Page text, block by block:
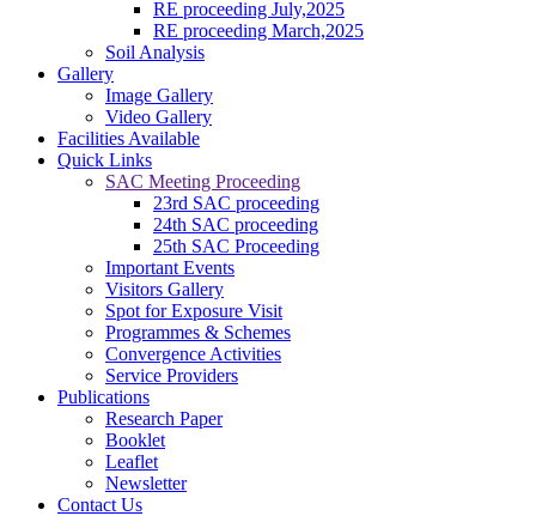
RE proceeding July,2025
RE proceeding March,2025
Soil Analysis
Gallery
Image Gallery
Video Gallery
Facilities Available
Quick Links
SAC Meeting Proceeding
23rd SAC proceeding
24th SAC proceeding
25th SAC Proceeding
Important Events
Visitors Gallery
Spot for Exposure Visit
Programmes & Schemes
Convergence Activities
Service Providers
Publications
Research Paper
Booklet
Leaflet
Newsletter
Contact Us
କପାର ସଙ୍କର କିସମ ପାଇଁ ଜେଇ.କେ ଦୁର୍ଗା, ଅଟଳ,ଧାନୋ, ଗବର, ଶ୍ରୀ
ତୁଳସୀ, ଭାଗ୍ୟ, ଆକ୍କା, ଚନ୍ଦ୍ରମୁଖୀ ଉତ୍ତମ ଅଟେ
------------------------
ଗଜା ପୂର୍ବବର୍ତ୍ତୀ ଘାସମରା ଔଷଧ ପ୍ରୟୋଗ କରିନଥିଲେ ଧାନ ବୁଣିବାର 15
ରୁ 20 ଦିନରେ ଏକର ପ୍ରତି 120 ମି.ଲି ବିସ୍ପାଇରିବାକ୍ ସୋଡିୟମ୍
10%ଏସ.ସି 200 ଲି. ପାଣିରେ ସିଞ୍ଚନ୍ତୁ
------------------------
ସାଧାରଣ କପା ଚାଷପାଇଁ ୧ କି.ଗ୍ରା. ପ୍ରତି ଏକର ଏବଂ ସଘନ କପା
ଚାଷପାଇଁ ୫ କି.ଗ୍ରା. ପ୍ରତି ଏକର ବିହନ ଆବଶ୍ୟକ
------------------------
ବୁଣିବା ପୂର୍ବରୁ ୧ କିଗ୍ରା ମଞ୍ଜିକୁ ୭ ଗ୍ରାମ ଇମିଡାକ୍ଲୋପ୍ରିଡ୍ ୭୦ ଡବ୍ଲୁ.ଜି
ଦ୍ୱାରା ବିଶୋଧନ କରନ୍ତୁ ଯାହାଦ୍ୱାରା ଶୋଷକ ପୋକାମାନର ସଂକ୍ରମଣ
ହ୍ରାସ ପାଇବ
------------------------
ଚିନାବାଦାମର ପତ୍ର ସୁଡଙ୍ଗ ପୋକ : ବର୍ତମାନ ପାଗରେ ଉଚ୍ଚ ତାପମାତ୍ରା
ପାଇଁ ପତ୍ର ସୁଢଙ୍ଗ ପୋକର ପାଦୁର୍ଭାବ ଦେଖା ଦେବାର ସମ୍ଭାବନା ରହିଛି ।
ସଂକ୍ରମଣ ଦେଖା ଦେଲେ ନିୟନ୍ତ୍ରଣ ପାଇଁ ୨ ମିଲିଗ୍ରାମ Prophenophos
୫୦% ଇସି କୁ ପ୍ରତି ଏକ ଲିଟର ପାଣିରେ ମିଶାଇ ସିଞ୍ଚନ କେନ୍ତୁ ।
------------------------
ଚଣା ଓ ବୁଟର ୭୦ ରୁ ୮୦ ଭାଗ ଛୁଇଁ ପାକଳ ହୋଇଗଲେ ଅମଳ କରି
ଦିଅନ୍ତୁ ଏବଂ ଅମଳ ପରେ ମଞ୍ଜିକୁ ଖରାରେ ଭଲ ଭାବରେ ଶୁଖାନ୍ତୁ
ଯେପରିକି ମଞ୍ଜିରେ 8 ରୁ 10 ଭାଗ ଜଳୀୟ ଅଂଶ ରହିବ
------------------------